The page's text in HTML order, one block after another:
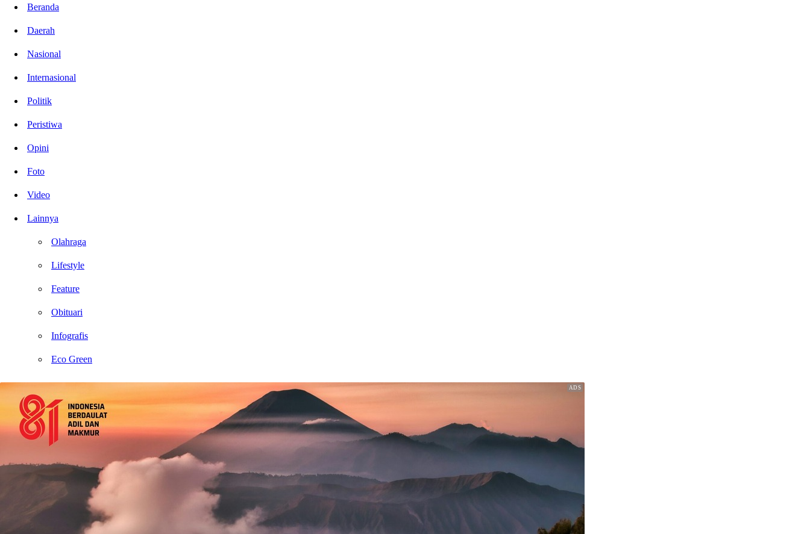
Beranda
Daerah
Nasional
Internasional
Politik
Peristiwa
Opini
Foto
Video
Lainnya
Olahraga
Lifestyle
Feature
Obituari
Infografis
Eco Green